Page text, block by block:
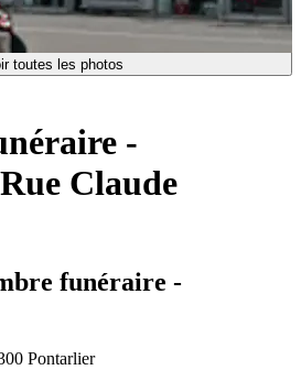
toutes les photos
-
Claude
funéraire -
Pontarlier